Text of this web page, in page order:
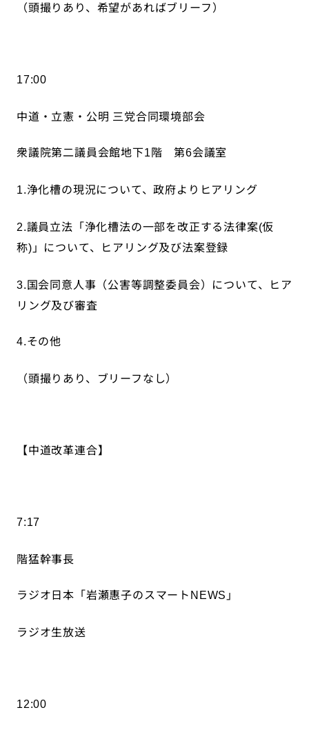
（頭撮りあり、希望があればブリーフ）
17:00
中道・立憲・公明 三党合同環境部会
衆議院第二議員会館地下1階 第6会議室
1.浄化槽の現況について、政府よりヒアリング
2.議員立法「浄化槽法の一部を改正する法律案(仮
称) 」について、ヒアリング及び法案登録
3.国会同意人事（公害等調整委員会）について、ヒア
リング及び審査
4.その他
（頭撮りあり、ブリーフなし）
【中道改革連合】
7:17
階猛幹事長
ラジオ日本「岩瀬惠子のスマート NEWS 」
ラジオ生放送
12:00